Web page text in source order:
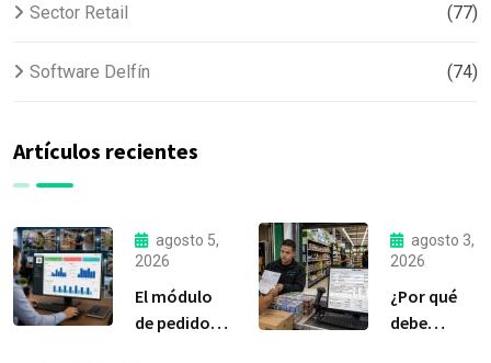
Sector Retail (77)
Software Delfín (74)
Artículos recientes
agosto 5,
2026
El módulo
de pedidos:
agosto 3,
2026
¿Por qué
debe